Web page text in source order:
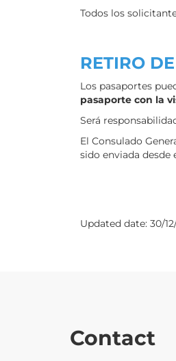
Todos los
RETIRO
Los pasaportes
pasaporte con la
Será
El Consulado
sido enviada desde
Updated date: 30/
Contact